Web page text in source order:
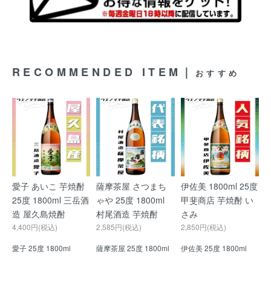
RECOMMENDED ITEM｜ おすすめ
愛子 あいこ 芋焼酎
25度 1800ml 三岳酒
造 屋久島焼酎
4,400円(税込)
愛子 25度 1800ml
薩摩茶屋 さつまち
ゃや 25度 1800ml
村尾酒造 芋焼酎
2,585円(税込)
薩摩茶屋 25度 1800ml
伊佐美 1800ml 25度
甲斐商店 芋焼酎 い
さみ
2,850円(税込)
伊佐美 25度 1800ml